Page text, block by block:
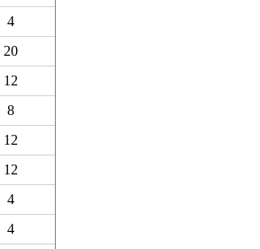
4
20
12
8
12
12
4
4